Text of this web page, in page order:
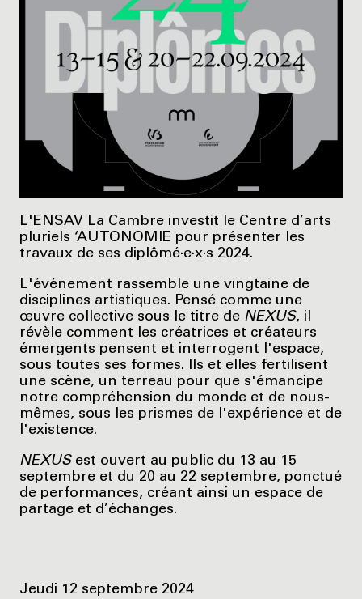
L'ENSAV La Cambre investit le Centre d’arts
pluriels ‘AUTONOMIE pour présenter les
travaux de ses diplômé·e·x·s 2024.
L'événement rassemble une vingtaine de
disciplines artistiques. Pensé comme une
œuvre collective sous le titre de NEXUS, il
révèle comment les créatrices et créateurs
émergents pensent et interrogent l'espace,
sous toutes ses formes. Ils et elles fertilisent
une scène, un terreau pour que s'émancipe
notre compréhension du monde et de nous-
mêmes, sous les prismes de l'expérience et de
l'existence.
NEXUSest ouvert au public du 13 au 15
septembre et du 20 au 22 septembre, ponctué
de performances, créant ainsi un espace de
partage et d’échanges.
Jeudi 12 septembre 2024